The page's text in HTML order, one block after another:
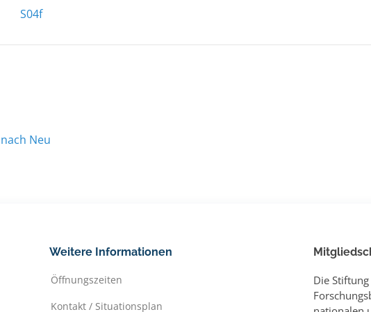
S04f
Neu
Weitere Informationen
Öffnungszeiten
Kontakt / Situationsplan
Die